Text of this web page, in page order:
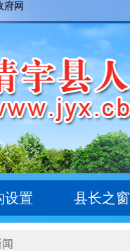
府网
设置 县长之窗